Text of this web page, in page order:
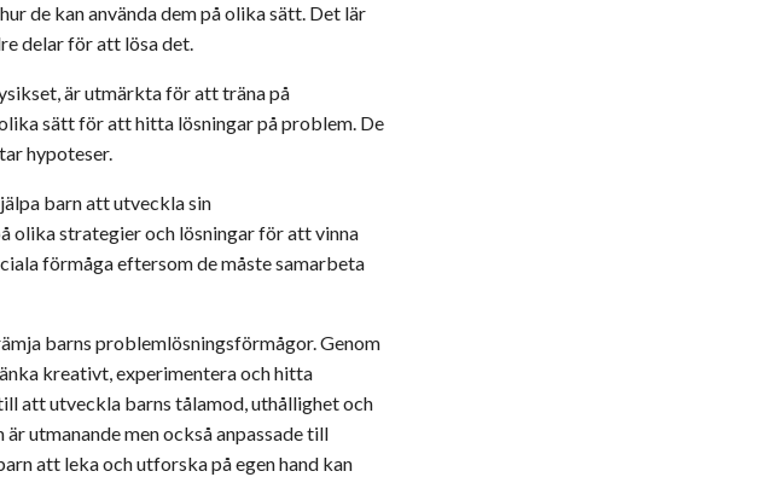
de kan använda dem på olika sätt. Det lär
delar för att lösa det.
är utmärkta för att träna på
sätt för att hitta lösningar på problem. De
hypoteser.
barn att utveckla sin
olika strategier och lösningar för att vinna
förmåga eftersom de måste samarbeta
barns problemlösningsförmågor. Genom
kreativt, experimentera och hitta
att utveckla barns tålamod, uthållighet och
utmanande men också anpassade till
att leka och utforska på egen hand kan